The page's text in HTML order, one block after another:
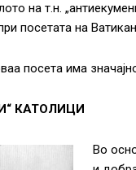
на т.н.
посетата на
посета има
КАТОЛИЦИ
Во